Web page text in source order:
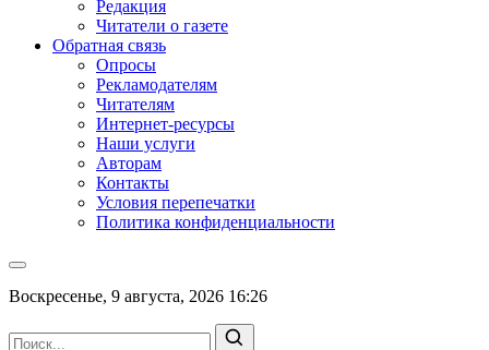
Редакция
Читатели о газете
Обратная связь
Опросы
Рекламодателям
Читателям
Интернет-ресурсы
Наши услуги
Авторам
Контакты
Условия перепечатки
Политика конфиденциальности
Воскресенье, 9 августа, 2026 16:26